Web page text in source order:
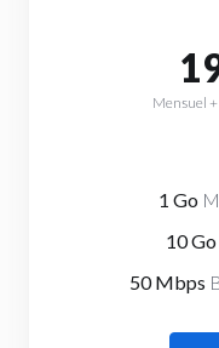
Mensuel
1 Go
10 Go
50 Mbps